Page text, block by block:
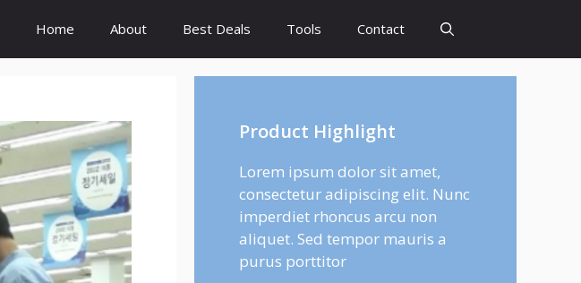
Home About Best Deals Tools Contact
Product Highlight
Lorem ipsum dolor sit amet,
consectetur adipiscing elit. Nunc
imperdiet rhoncus arcu non
aliquet. Sed tempor mauris a
purus porttitor